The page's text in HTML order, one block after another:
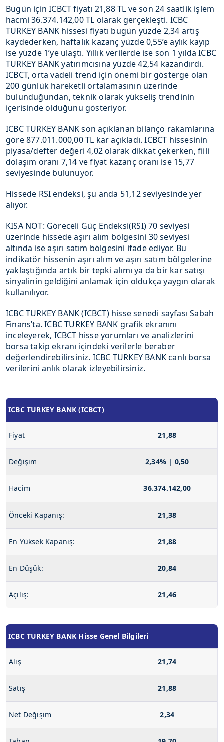
Bugün için ICBCT fiyatı 21,88 TL ve son 24 saatlik işlem
hacmi 36.374.142,00 TL olarak gerçekleşti. ICBC
TURKEY BANK hissesi fiyatı bugün yüzde 2,34 artış
kaydederken, haftalık kazanç yüzde 0,55’e aylık kayıp
ise yüzde 1’ye ulaştı. Yıllık verilerde ise son 1 yılda ICBC
TURKEY BANK yatırımcısına yüzde 42,54 kazandırdı.
ICBCT, orta vadeli trend için önemi bir gösterge olan
200 günlük hareketli ortalamasının üzerinde
bulunduğundan, teknik olarak yükseliş trendinin
içerisinde olduğunu gösteriyor.
ICBC TURKEY BANK son açıklanan bilanço rakamlarına
göre 877.011.000,00 TL kar açıkladı. ICBCT hissesinin
piyasa/defter değeri 4,02 olarak dikkat çekerken, fiili
dolaşım oranı 7,14 ve fiyat kazanç oranı ise 15,77
seviyesinde bulunuyor.
Hissede RSI endeksi, şu anda 51,12 seviyesinde yer
alıyor.
KISA NOT: Göreceli Güç Endeksi(RSI) 70 seviyesi
üzerinde hissede aşırı alım bölgesini 30 seviyesi
altında ise aşırı satım bölgesini ifade ediyor. Bu
indikatör hissenin aşırı alım ve aşırı satım bölgelerine
yaklaştığında artık bir tepki alımı ya da bir kar satışı
sinyalinin geldiğini anlamak için oldukça yaygın olarak
kullanılıyor.
ICBC TURKEY BANK (ICBCT) hisse senedi sayfası Sabah
Finans’ta. ICBC TURKEY BANK grafik ekranını
inceleyerek, ICBCT hisse yorumları ve analizlerini
borsa takip ekranı içindeki verilerle beraber
değerlendirebilirsiniz. ICBC TURKEY BANK canlı borsa
verilerini anlık olarak izleyebilirsiniz.
ICBC TURKEY BANK (ICBCT)
Fiyat 21,88
Değişim 2,34% | 0,50
Hacim 36.374.142,00
Önceki Kapanış: 21,38
En Yüksek Kapanış: 21,88
En Düşük: 20,84
Açılış: 21,46
ICBC TURKEY BANK Hisse Genel Bilgileri
Alış 21,74
Satış 21,88
Net Değişim 2,34